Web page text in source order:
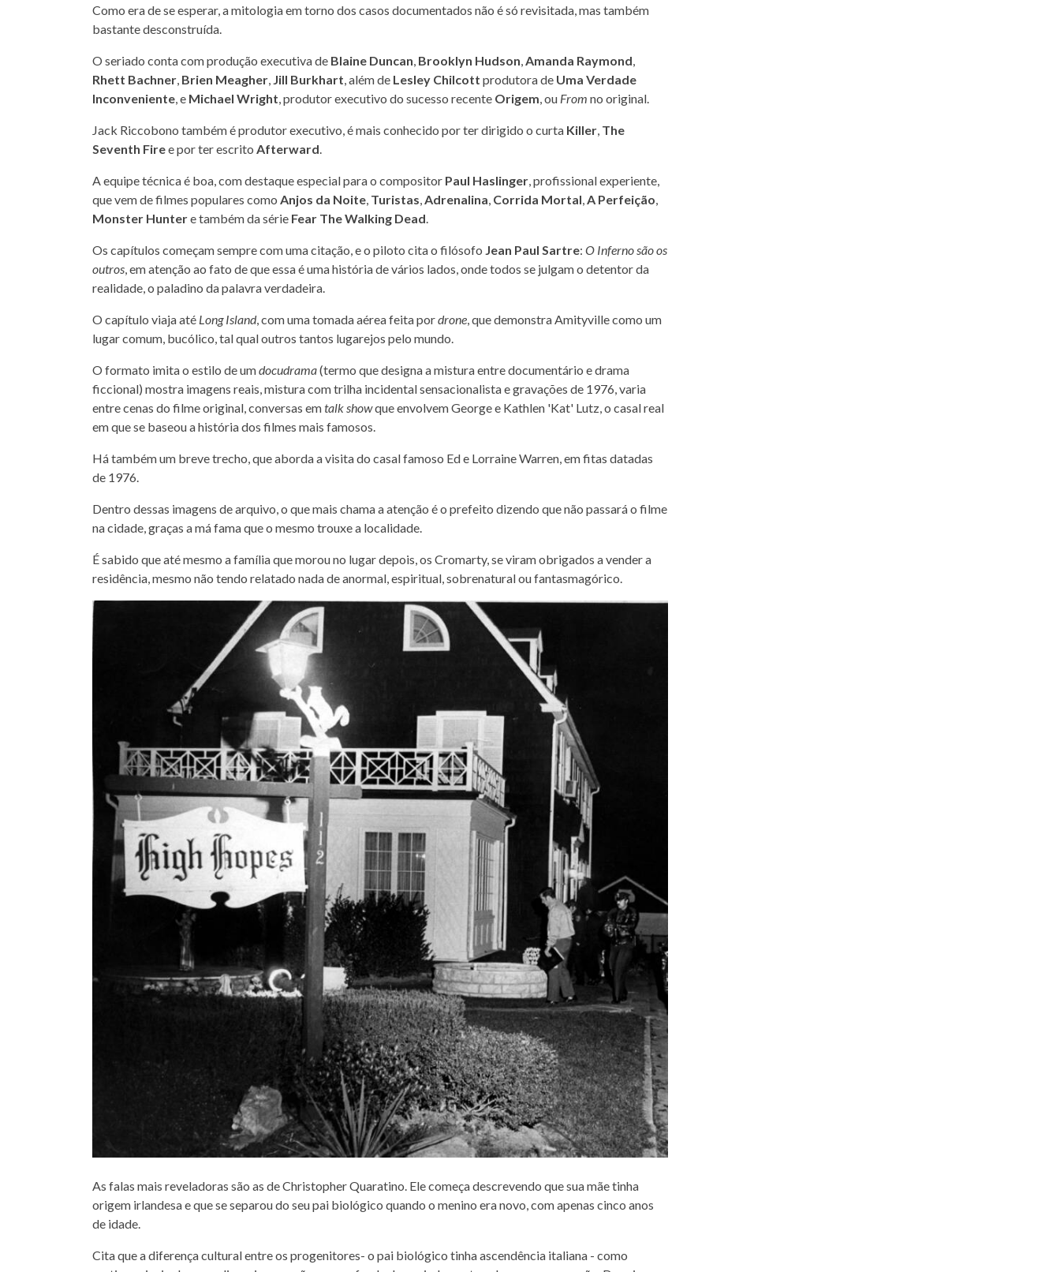
Como era de se esperar, a mitologia em torno dos casos documentados não é só revisitada, mas também
bastante desconstruída.
O seriado conta com produção executiva de Blaine Duncan, Brooklyn Hudson,Amanda Raymond,
Rhett Bachner, Brien Meagher, Jill Burkhart, além de Lesley Chilcott produtora de Uma Verdade
Inconveniente, e Michael Wright, produtor executivo do sucesso recente Origem, ou From no original.
Jack Riccobono também é produtor executivo, é mais conhecido por ter dirigido o curta Killer, The
Seventh Firee por ter escrito Afterward.
A equipe técnica é boa, com destaque especial para o compositor Paul Haslinger, profissional experiente,
que vem de filmes populares como Anjos da Noite, Turistas,Adrenalina, Corrida Mortal,A Perfeição,
Monster Huntere também da série Fear The Walking Dead.
Os capítulos começam sempre com uma citação, e o piloto cita o filósofo Jean Paul Sartre: O Inferno são os
outros, em atenção ao fato de que essa é uma história de vários lados, onde todos se julgam o detentor da
realidade, o paladino da palavra verdadeira.
O capítulo viaja até Long Island, com uma tomada aérea feita pordrone, que demonstra Amityville como um
lugar comum, bucólico, tal qual outros tantos lugarejos pelo mundo.
O formato imita o estilo de umdocudrama(termo que designa a mistura entre documentário e drama
ficcional) mostra imagens reais, mistura com trilha incidental sensacionalista e gravações de 1976, varia
entre cenas do filme original, conversas emtalk showque envolvem George e Kathlen 'Kat' Lutz, o casal real
em que se baseou a história dos filmes mais famosos.
Há também um breve trecho, que aborda a visita do casal famoso Ed e Lorraine Warren, em fitas datadas
de 1976.
Dentro dessas imagens de arquivo, o que mais chama a atenção é o prefeito dizendo que não passará o filme
na cidade, graças a má fama que o mesmo trouxe a localidade.
É sabido que até mesmo a família que morou no lugar depois, os Cromarty, se viram obrigados a vender a
residência, mesmo não tendo relatado nada de anormal, espiritual, sobrenatural ou fantasmagórico.
As falas mais reveladoras são as de Christopher Quaratino. Ele começa descrevendo que sua mãe tinha
origem irlandesa e que se separou do seu pai biológico quando o menino era novo, com apenas cinco anos
de idade.
Cita que a diferença cultural entre os progenitores- o pai biológico tinha ascendência italiana - como